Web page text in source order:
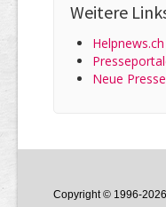
Weitere
Helpnews.ch
Neue
Copyright © 1996-